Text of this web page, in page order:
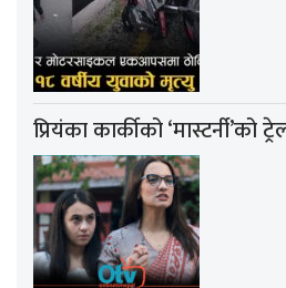
प्रियंका कार्कीको